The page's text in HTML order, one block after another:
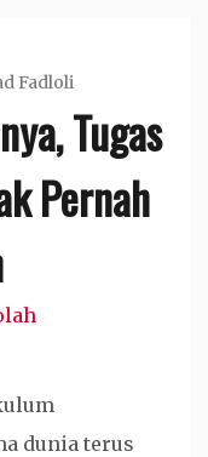
Fadloli
Tugas
Pernah
dunia terus